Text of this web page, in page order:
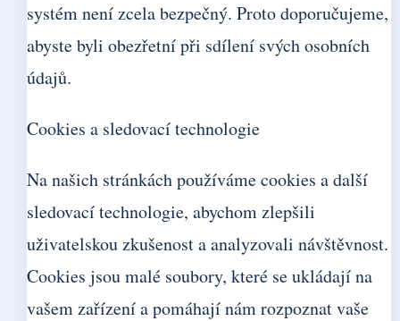
systém není zcela bezpečný. Proto doporučujeme,
abyste byli obezřetní při sdílení svých osobních
údajů.
Cookies a sledovací technologie
Na našich stránkách používáme cookies a další
sledovací technologie, abychom zlepšili
uživatelskou zkušenost a analyzovali návštěvnost.
Cookies jsou malé soubory, které se ukládají na
vašem zařízení a pomáhají nám rozpoznat vaše